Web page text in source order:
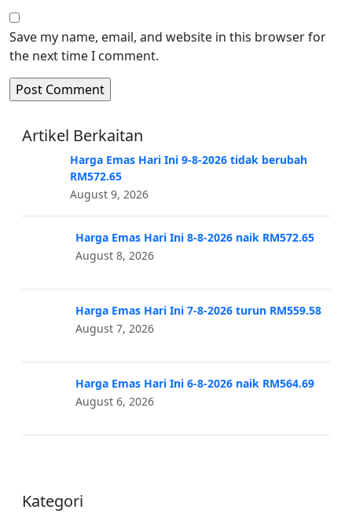
Save my name, email, and website in this browser for
the next time I comment.
Artikel Berkaitan
Harga Emas Hari Ini 9-8-2026 tidak berubah
RM572.65
August 9, 2026
Harga Emas Hari Ini 8-8-2026 naik RM572.65
August 8, 2026
Harga Emas Hari Ini 7-8-2026 turun RM559.58
August 7, 2026
Harga Emas Hari Ini 6-8-2026 naik RM564.69
August 6, 2026
Kategori